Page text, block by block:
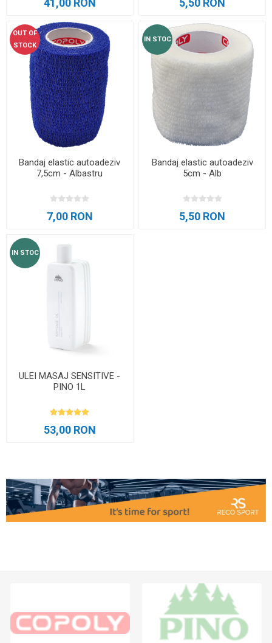
OUT OF
STOCK
Bandaj elastic autoadeziv
7,5cm - Albastru
7,00 RON
IN STOC
Bandaj elastic autoadeziv
5cm - Alb
5,50 RON
IN STOC
ULEI MASAJ SENSITIVE -
PINO 1L
53,00 RON